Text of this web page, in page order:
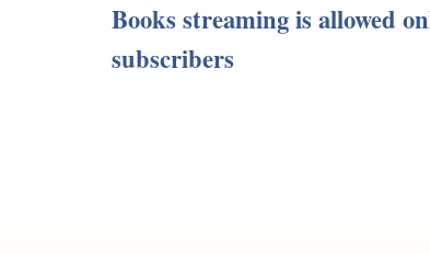
Books streaming is allowed
subscribers